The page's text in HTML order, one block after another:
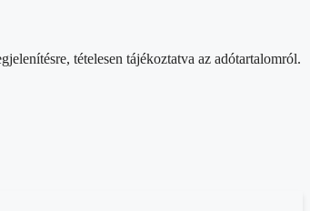
tételesen tájékoztatva az adótartalomról.